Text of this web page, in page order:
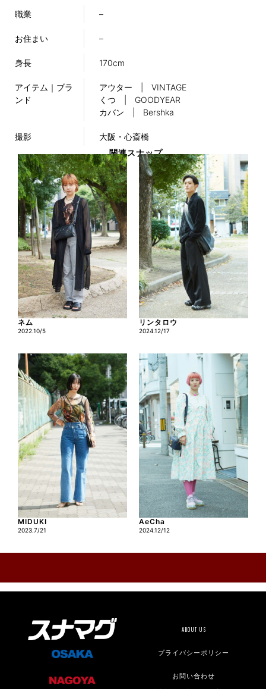
職業 –
お住まい –
身長 170cm
アイテム｜ブラ
ンド
アウター | VINTAGE
くつ | GOODYEAR
カバン | Bershka
撮影
大阪・心斎橋
関連スナップ
ネム
2022.10/5
リンタロウ
2024.12/17
MIDUKI
2023.7/21
AeCha
2024.12/12
ABOUT US
プライバシーポリシー
お問い合わせ